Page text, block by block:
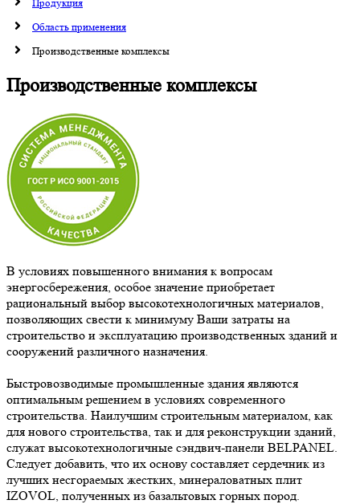
Продукция
Область применения
Производственные комплексы
Производственные комплексы
В условиях повышенного внимания к вопросам
энергосбережения, особое значение приобретает
рациональный выбор высокотехнологичных материалов,
позволяющих свести к минимуму Ваши затраты на
строительство и эксплуатацию производственных зданий и
сооружений различного назначения.
Быстровозводимые промышленные здания являются
оптимальным решением в условиях современного
строительства. Наилучшим строительным материалом, как
для нового строительства, так и для реконструкции зданий,
служат высокотехнологичные сэндвич-панели BELPANEL.
Следует добавить, что их основу составляет сердечник из
лучших несгораемых жестких, минераловатных плит
IZOVOL, полученных из базальтовых горных пород.